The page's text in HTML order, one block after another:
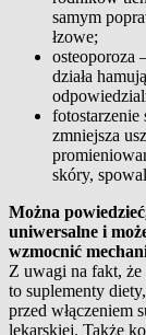
samym
łzowe;
osteoporoza
działa
zmniejsza
skóry,
Można
uniwersalne i
wzmocnić
Z uwagi na fakt,
to suplementy
przed włączeniem
lekarskiej. Także